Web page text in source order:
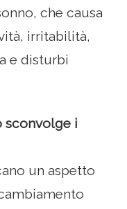
che causa
irritabilità,
e disturbi
sconvolge i
un aspetto